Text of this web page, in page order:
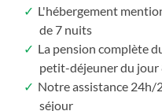
L'hébergement
de 7 nuits
La pension complète
petit-déjeuner du jour
Notre assistance 24h/
séjour